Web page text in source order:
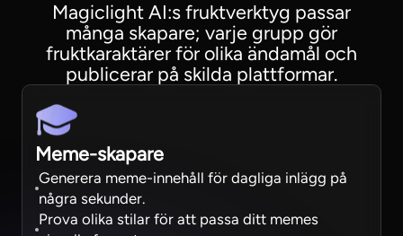
Magiclight AI:s fruktverktyg passar
många skapare; varje grupp gör
fruktkaraktärer för olika ändamål och
publicerar på skilda plattformar.
Meme-skapare
Generera meme-innehåll för dagliga inlägg på
några sekunder.
Prova olika stilar för att passa ditt memes